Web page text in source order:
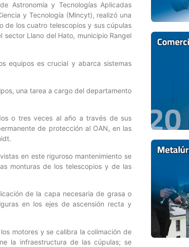
Astronomía y Tecnologías Aplicadas
y Tecnología (Mincyt), realizó una
de los cuatro telescopios y sus cúpulas
sector Llano del Hato, municipio Rangel
equipos es crucial y abarca sistemas
una tarea a cargo del departamento
o tres veces al año a través de sus
de protección al OAN, en las
en este riguroso mantenimiento se
monturas de los telescopios y de las
de la capa necesaria de grasa o
en los ejes de ascensión recta y
motores y se calibra la colimación de
la infraestructura de las cúpulas; se